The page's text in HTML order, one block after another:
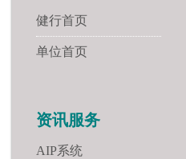
健行首页
单位首页
资讯服务
AIP系统